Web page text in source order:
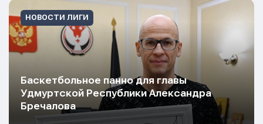
НОВОСТИ ЛИГИ
Баскетбольное панно для главы
Удмуртской Республики Александра
Бречалова